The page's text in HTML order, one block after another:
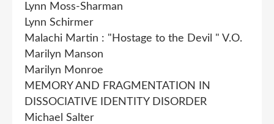
Lynn Moss-Sharman
Lynn Schirmer
Malachi Martin : "Hostage to the Devil " V.O.
Marilyn Manson
Marilyn Monroe
MEMORY AND FRAGMENTATION IN
DISSOCIATIVE IDENTITY DISORDER
Michael Salter